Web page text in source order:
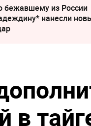
бежавшему из России
нанесли
в